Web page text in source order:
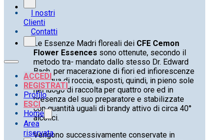
I nostri
Clienti
Contatti
ACCEDI
REGISTRATI
Profilo
ESCI
Home
Area
riservata
Le Essenze Madri floreali dei CFE Cemon
Flower Essences sono ottenute, secondo il
metodo tra- mandato dallo stesso Dr. Edward
Bach, per macerazione di fiori ed infiorescenze
in acqua di roccia, esposti, quindi, in pieno sole
nel luogo di raccolta per quattro ore ed in
presenza del suo preparatore e stabilizzate
con quantità uguali di brandy attivo di circa 40°
alcolici.
Vengono successivamente conservate in